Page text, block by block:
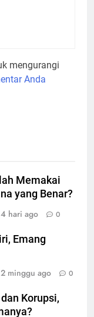
mengurangi
Anda
Memakai
yang Benar?
4 hari ago 0
Emang
2 minggu ago 0
Korupsi,